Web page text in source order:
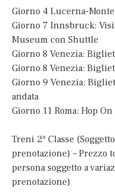
Giorno 4 Lucerna-
Giorno 7 Innsbruck:
Museum con Shuttle
Giorno 8 Venezia:
Giorno 8 Venezia:
Giorno 9 Venezia:
andata
Giorno 11 Roma: Hop
Treni 2ª Classe
prenotazione) – Prezzo
persona soggetto a
prenotazione)